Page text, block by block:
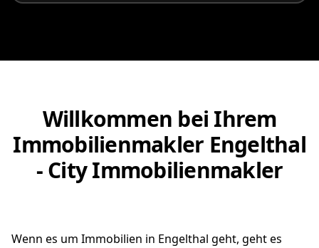
Willkommen bei Ihrem
Immobilienmakler Engelthal
- City Immobilienmakler
Wenn es um Immobilien in Engelthal geht, geht es